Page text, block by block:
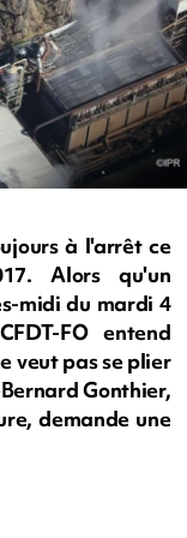
à l'arrêt ce
Alors qu'un
midi du mardi 4
FO entend
veut pas se plier
Gonthier,
demande une